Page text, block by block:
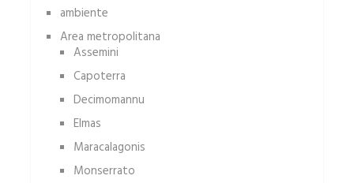
ambiente
Area metropolitana
Assemini
Capoterra
Decimomannu
Elmas
Maracalagonis
Monserrato